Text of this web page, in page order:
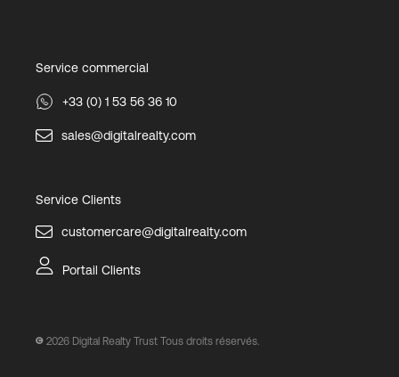
Service commercial
+33 (0) 1 53 56 36 10
sales@digitalrealty.com
Service Clients
customercare@digitalrealty.com
Portail Clients
2026 Digital Realty Trust Tous droits réservés.